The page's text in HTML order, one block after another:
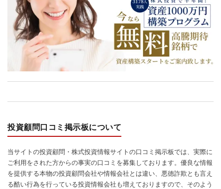
投資顧問口コミ掲示板について
当サイトの投資顧問・株式投資情報サイトの口コミ掲示板では、実際に
ご利用をされた方からの事実の口コミを募集しております。優良な情報
を提供する本物の投資顧問会社や情報会社とは違い、悪徳詐欺とも言え
る酷い行為を行っている投資情報会社も増えておりますので、そのよう